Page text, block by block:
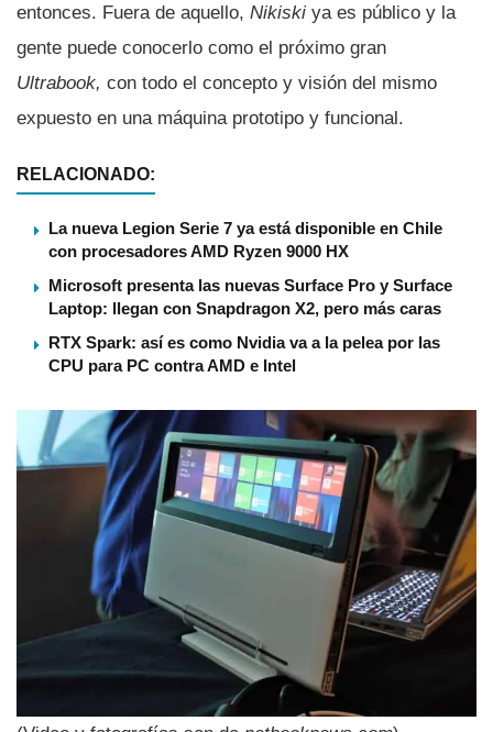
entonces. Fuera de aquello, Nikiski ya es público y la
gente puede conocerlo como el próximo gran
Ultrabook, con todo el concepto y visión del mismo
expuesto en una máquina prototipo y funcional.
RELACIONADO:
La nueva Legion Serie 7 ya está disponible en Chile
con procesadores AMD Ryzen 9000 HX
Microsoft presenta las nuevas Surface Pro y Surface
Laptop: llegan con Snapdragon X2, pero más caras
RTX Spark: así es como Nvidia va a la pelea por las
CPU para PC contra AMD e Intel